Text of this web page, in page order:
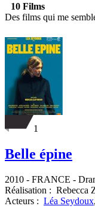
10 Films
Des films qui me
1
Belle épine
2010 - FRANCE -
Réalisation : Rebecca
Acteurs : Léa Seydoux,